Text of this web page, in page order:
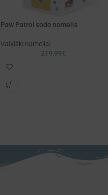
Paw Patrol sodo namelis
Vaikiški nameliai
219,99€